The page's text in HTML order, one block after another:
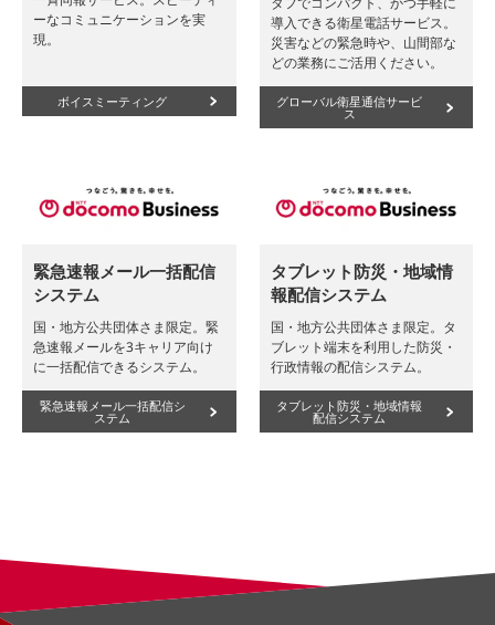
ーなコミュニケーションを実
現。
ボイスミーティング
導入できる衛星電話サービス。
災害などの緊急時や、山間部な
どの業務にご活用ください。
グローバル衛星通信サービ
ス
緊急速報メール一括配信
システム
国・地方公共団体さま限定。緊
急速報メールを3キャリア向け
に一括配信できるシステム。
緊急速報メール一括配信シ
ステム
タブレット防災・地域情
報配信システム
国・地方公共団体さま限定。タ
ブレット端末を利用した防災・
行政情報の配信システム。
タブレット防災・地域情報
配信システム